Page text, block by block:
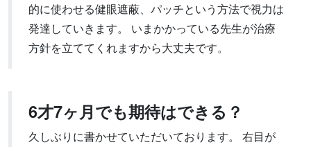
的に使わせる健眼遮蔽、パッチという方法で視力は
発達していきます。 いまかかっている先生が治療
方針を立ててくれますから大丈夫です。
6才7ヶ月でも期待はできる？
久しぶりに書かせていただいております。 右目が